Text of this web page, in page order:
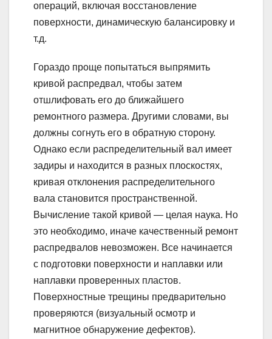
операций, включая восстановление
поверхности, динамическую балансировку и
т.д.
Гораздо проще попытаться выпрямить
кривой распредвал, чтобы затем
отшлифовать его до ближайшего
ремонтного размера. Другими словами, вы
должны согнуть его в обратную сторону.
Однако если распределительный вал имеет
задиры и находится в разных плоскостях,
кривая отклонения распределительного
вала становится пространственной.
Вычисление такой кривой — целая наука. Но
это необходимо, иначе качественный ремонт
распредвалов невозможен. Все начинается
с подготовки поверхности и наплавки или
наплавки проверенных пластов.
Поверхностные трещины предварительно
проверяются (визуальный осмотр и
магнитное обнаружение дефектов).